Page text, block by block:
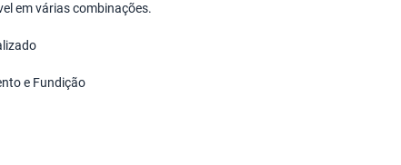
em várias combinações.
e Fundição